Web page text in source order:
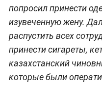
попросил принести
изувеченную жену.
распустить всех
принести сигареты,
казахстанский
которые были